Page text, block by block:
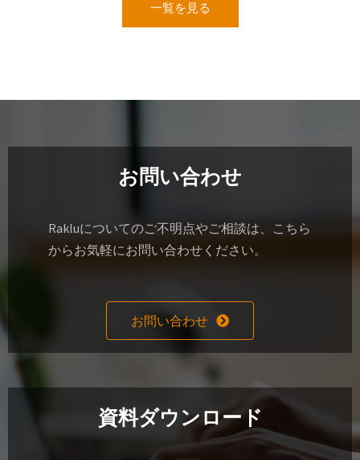
一覧を見る
お問い合わせ
Rakluについてのご不明点やご相談は、こちら
からお気軽にお問い合わせください。
お問い合わせ
資料ダウンロード